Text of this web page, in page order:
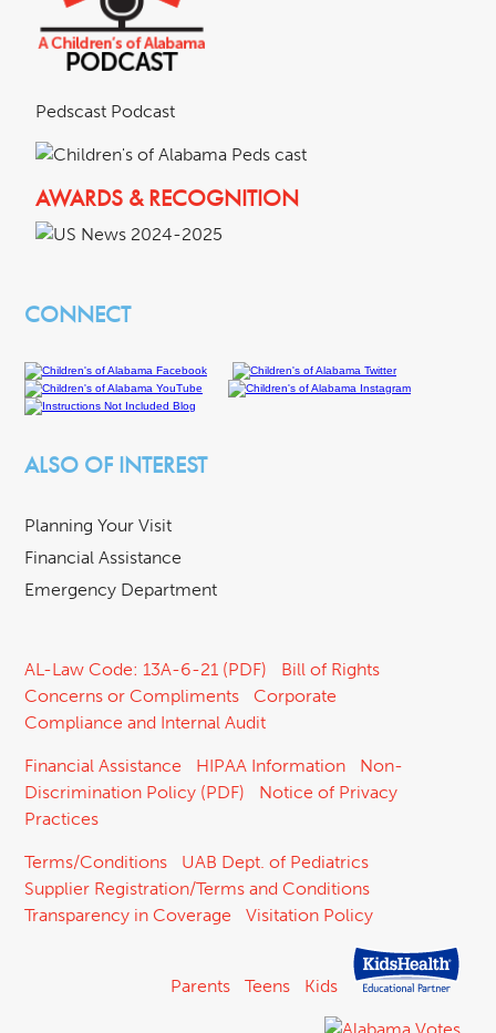
Pedscast Podcast
AWARDS & RECOGNITION
CONNECT
ALSO OF INTEREST
Planning Your Visit
Financial Assistance
Emergency Department
AL-Law Code: 13A-6-21 (PDF)
Bill of Rights
Concerns or Compliments
Corporate
Compliance and Internal Audit
Financial Assistance HIPAA Information
Non-
Discrimination Policy (PDF)
Notice of Privacy
Practices
Terms/Conditions
UAB Dept. of Pediatrics
Supplier Registration/Terms and Conditions
Transparency in Coverage
Visitation Policy
Parents Teens Kids